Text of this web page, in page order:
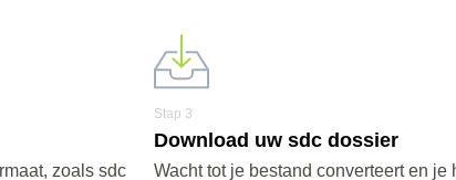
zoals sdc
Stap 3
Download uw sdc dossier
Wacht tot je bestand converteert en je